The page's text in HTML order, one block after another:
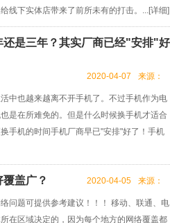
线下实体店带来了前所未有的打击。...[详细]
是三年？其实厂商已经"安排"好
来源：
2020-04-07
中也越来越离不开手机了。不过手机作为电
是在所难免的。但是什么时候换手机才适合
手机的时间手机厂商早已"安排"好了！手机
盖广？ 来源：
2020-04-05
问题可提供参考建议！！！ 移动、联通、电
在区域决定的，因为每个地方的网络覆盖都